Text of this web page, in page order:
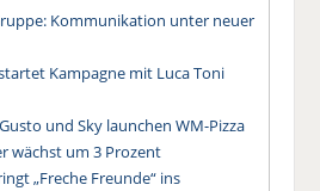
Kommunikation unter neuer
Kampagne mit Luca Toni
und Sky launchen WM-Pizza
wächst um 3 Prozent
„Freche Freunde“ ins